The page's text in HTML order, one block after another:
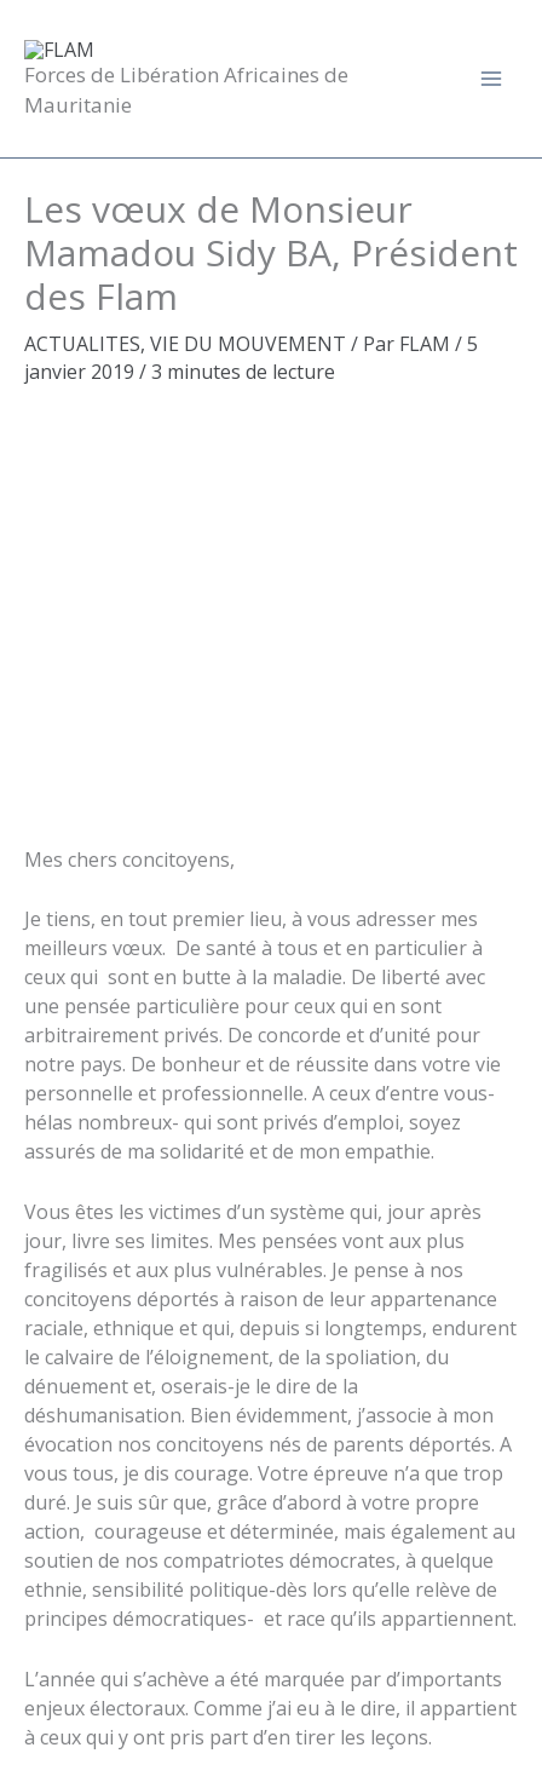
contenu
Forces de Libération Africaines de
Mauritanie
Les vœux de Monsieur
Mamadou Sidy BA, Président
des Flam
ACTUALITES, VIE DU MOUVEMENT / Par FLAM /5
janvier 2019 /3 minutes de lecture
Mes chers concitoyens,
Je tiens, en tout premier lieu, à vous adresser mes
meilleurs vœux. De santé à tous et en particulier à
ceux qui sont en butte à la maladie. De liberté avec
une pensée particulière pour ceux qui en sont
arbitrairement privés. De concorde et d’unité pour
notre pays. De bonheur et de réussite dans votre vie
personnelle et professionnelle. A ceux d’entre vous-
hélas nombreux- qui sont privés d’emploi, soyez
assurés de ma solidarité et de mon empathie.
Vous êtes les victimes d’un système qui, jour après
jour, livre ses limites. Mes pensées vont aux plus
fragilisés et aux plus vulnérables. Je pense à nos
concitoyens déportés à raison de leur appartenance
raciale, ethnique et qui, depuis si longtemps, endurent
le calvaire de l’éloignement, de la spoliation, du
dénuement et, oserais-je le dire de la
déshumanisation. Bien évidemment, j’associe à mon
évocation nos concitoyens nés de parents déportés. A
vous tous, je dis courage. Votre épreuve n’a que trop
duré. Je suis sûr que, grâce d’abord à votre propre
action, courageuse et déterminée, mais également au
soutien de nos compatriotes démocrates, à quelque
ethnie, sensibilité politique-dès lors qu’elle relève de
principes démocratiques- et race qu’ils appartiennent.
L’année qui s’achève a été marquée par d’importants
enjeux électoraux. Comme j’ai eu à le dire, il appartient
à ceux qui y ont pris part d’en tirer les leçons.